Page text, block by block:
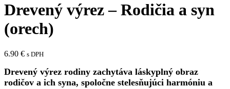
Drevený výrez – Rodičia a syn
(orech)
6.90 € s DPH
Drevený výrez rodiny zachytáva láskyplný obraz
rodičov a ich syna, spoločne stelesňujúci harmóniu a